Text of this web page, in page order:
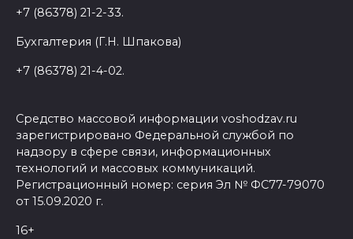
+7 (86378) 21-2-33.
Бухгалтерия (Г.Н. Шпакова)
+7 (86378) 21-4-02.
Средство массовой информации voshodzav.ru
зарегистрировано Федеральной службой по
надзору в сфере связи, информационных
технологий и массовых коммуникаций.
Регистрационный номер: серия Эл № ФС77-79070
от 15.09.2020 г.
16+